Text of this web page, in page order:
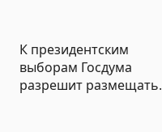
К президентским
выборам Госдума
разрешит размещать